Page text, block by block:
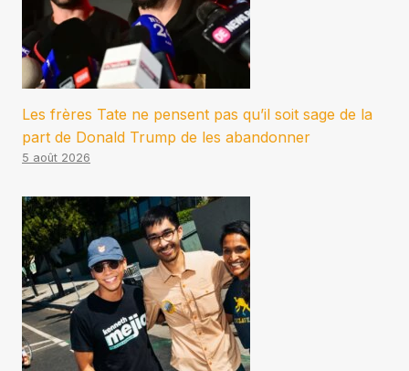
Les frères Tate ne pensent pas qu’il soit sage de la
part de Donald Trump de les abandonner
5 août 2026